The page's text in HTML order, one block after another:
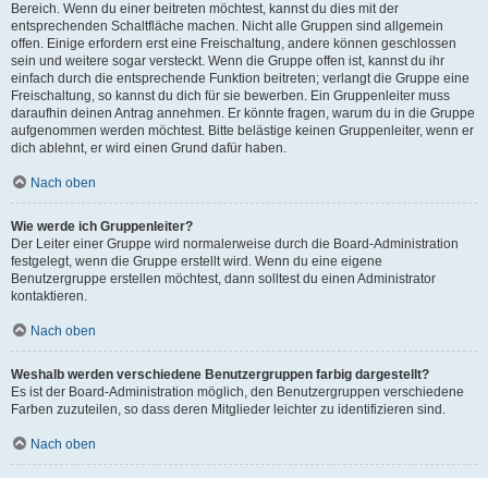
Bereich. Wenn du einer beitreten möchtest, kannst du dies mit der
entsprechenden Schaltfläche machen. Nicht alle Gruppen sind allgemein
offen. Einige erfordern erst eine Freischaltung, andere können geschlossen
sein und weitere sogar versteckt. Wenn die Gruppe offen ist, kannst du ihr
einfach durch die entsprechende Funktion beitreten; verlangt die Gruppe eine
Freischaltung, so kannst du dich für sie bewerben. Ein Gruppenleiter muss
daraufhin deinen Antrag annehmen. Er könnte fragen, warum du in die Gruppe
aufgenommen werden möchtest. Bitte belästige keinen Gruppenleiter, wenn er
dich ablehnt, er wird einen Grund dafür haben.
Nach oben
Wie werde ich Gruppenleiter?
Der Leiter einer Gruppe wird normalerweise durch die Board-Administration
festgelegt, wenn die Gruppe erstellt wird. Wenn du eine eigene
Benutzergruppe erstellen möchtest, dann solltest du einen Administrator
kontaktieren.
Nach oben
Weshalb werden verschiedene Benutzergruppen farbig dargestellt?
Es ist der Board-Administration möglich, den Benutzergruppen verschiedene
Farben zuzuteilen, so dass deren Mitglieder leichter zu identifizieren sind.
Nach oben